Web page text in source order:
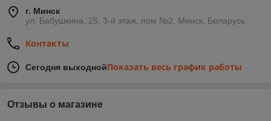
г. Минск
ул. Бабушкина, 25, 3-й этаж, пом №2, Минск, Беларусь
Контакты
Сегодня выходнойПоказать весь график работы
Отзывы о магазине